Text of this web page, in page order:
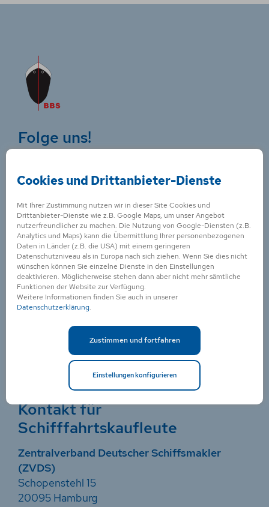
Folge uns!
Kontakt für
Bord-Ausbildungen
Berufsbildungsstelle Seeschifffahrt (BBS)
Buschhöhe 8
28357 Bremen
Telefax: +49 421 1 73 67-15
ahoi@machmeer.de
www.machmeer.de
Kontakt für
Schifffahrtskaufleute
Zentralverband Deutscher Schiffsmakler
(ZVDS)
Schopenstehl 15
20095 Hamburg
Zustimmen und fortfahren
Einstellungen konfigurieren
Cookies und Drittanbieter-Dienste
Mit Ihrer Zustimmung nutzen wir in dieser Site Cookies und
Drittanbieter-Dienste wie z.B. Google Maps, um unser Angebot
nutzerfreundlicher zu machen. Die Nutzung von Google-Diensten (z.B.
Analytics und Maps) kann die Übermittlung Ihrer personenbezogenen
Daten in Länder (z.B. die USA) mit einem geringeren
Datenschutzniveau als in Europa nach sich ziehen. Wenn Sie dies nicht
wünschen können Sie einzelne Dienste in den Einstellungen
deaktivieren. Möglicherweise stehen dann aber nicht mehr sämtliche
Funktionen der Website zur Verfügung.
Weitere Informationen finden Sie auch in unserer
Datenschutzerklärung.